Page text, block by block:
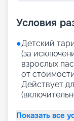
Условия
●Детский
(за
взрослых
от
Действует
Показать все